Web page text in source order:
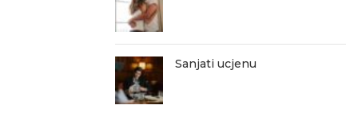
Sanjati ucjenu